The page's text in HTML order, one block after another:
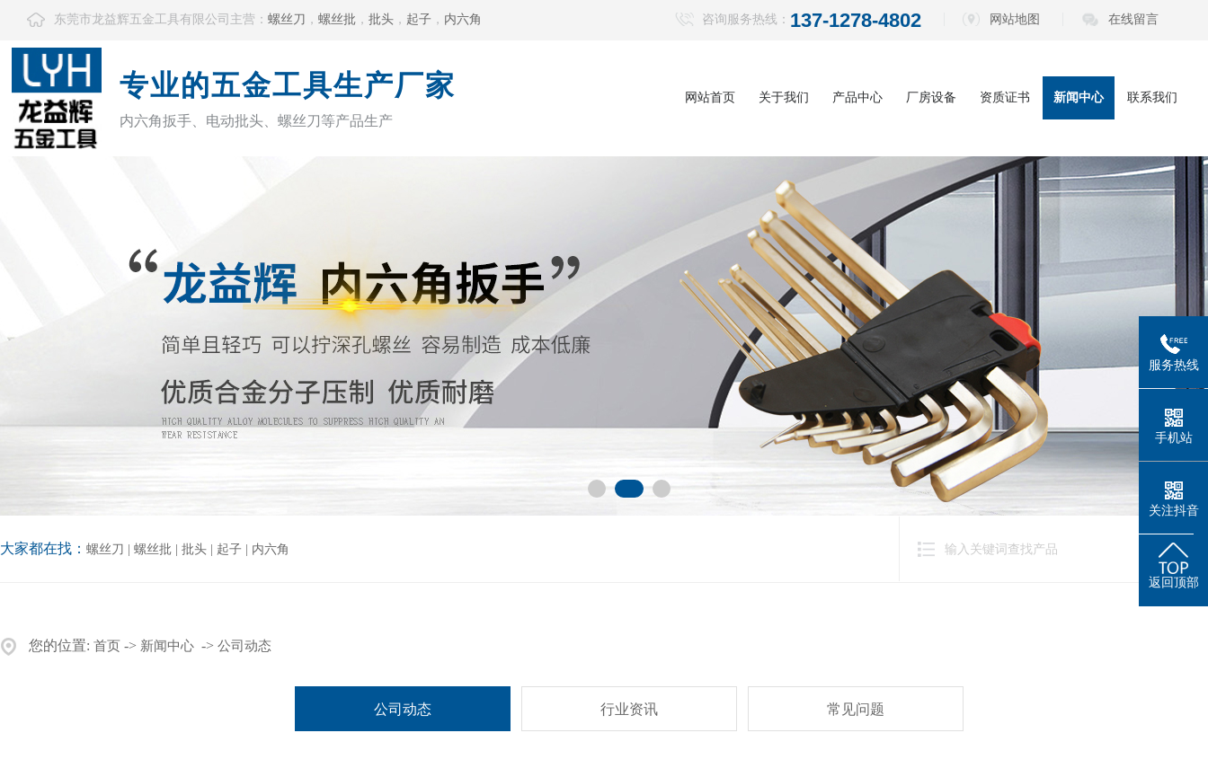
东莞市龙益辉五金工具有限公司主营： 螺丝刀 ， 螺丝批 ， 批头 ， 起子 ， 内六角 咨询服务热线： 137-1278-4802 网站地图 在线留言
专业的五金工具生产厂家
内六角扳手、电动批头、螺丝刀等产品生产
网站首页 关于我们 产品中心
电动批头系列
测电笔系列
螺丝刀系列
五金工具系列
厂房设备 资质证书 新闻中心
行业资讯
联系我们
大家都在找： 螺丝刀 螺丝批 批头 起子 内六角
您的位置: 首页 -> 新闻中心 -> 公司动态
公司动态 行业资讯 常见问题
服务热线
手机站
关注抖音
返回顶部